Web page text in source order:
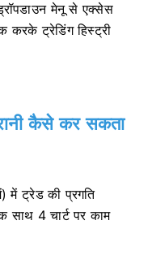
मेनू से एक्सेस
करके ट्रेडिंग हिस्ट्री
कैसे कर सकता
में ट्रेड की प्रगति
साथ 4 चार्ट पर काम